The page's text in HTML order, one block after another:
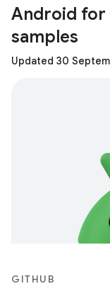
Android for
samples
Updated 30
GITHUB